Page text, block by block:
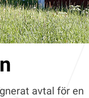
avtal för en